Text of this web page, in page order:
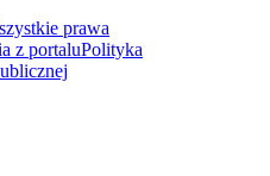
prawa
z portaluPolityka